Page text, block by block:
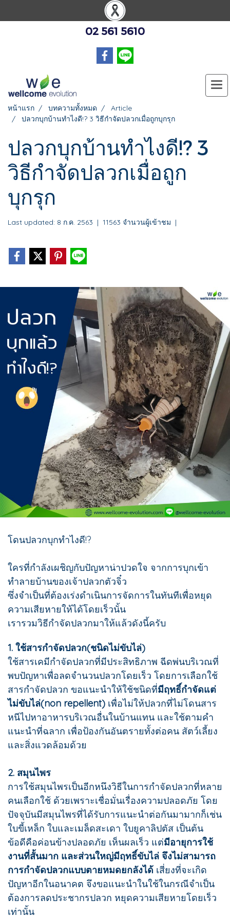
02 561 5610
หน้าแรก บทความทั้งหมด
Article
ปลวกบุกบ้านทำไงดี!? 3 วิธีกำจัดปลวกเมื่อถูกบุกรุก
ปลวกบุกบ้านทำไงดี!? 3
วิธีกำจัดปลวกเมื่อถูก
บุกรุก
Last updated: 8 ก.ค. 2563 | 11563 จำนวนผู้เข้าชม |
โดนปลวกบุกทำไงดี!?
ใครที่กำลังเผชิญกับปัญหาน่าปวดใจ จากการบุกเข้า
ทำลายบ้านของเจ้าปลวกตัวจิ๋ว
ซึ่งจำเป็นที่ต้องเร่งดำเนินการจัดการในทันทีเพื่อหยุด
ความเสียหายให้ได้โดยเร็วนั้น
เรารวมวิธีกำจัดปลวกมาให้แล้วดังนี้ครับ
1. ใช้สารกำจัดปลวก(ชนิดไม่ขับไล่)
ใช้สารเคมีกำจัดปลวกที่มีประสิทธิภาพ ฉีดพ่นบริเวณที่
พบปัญหาเพื่อลดจำนวนปลวกโดยเร็ว โดยการเลือกใช้
สารกำจัดปลวก ขอแนะนำให้ใช้ชนิดที่มีฤทธิ์กำจัดแต่
ไม่ขับไล่(non repellent) เพื่อไม่ให้ปลวกที่ไม่โดนสาร
หนีไปหาอาหารบริเวณอื่นในบ้านแทน และใช้ตามคำ
แนะนำที่ฉลาก เพื่อป้องกันอันตรายทั้งต่อคน สัตว์เลี้ยง
และสิ่งแวดล้อมด้วย
2. สมุนไพร
การใช้สมุนไพรเป็นอีกหนึงวิธีในการกำจัดปลวกที่หลาย
คนเลือกใช้ ด้วยเพราะเชื่อมั่นเรื่องความปลอดภัย โดย
ปัจจุบันมีสมุนไพรที่ได้รับการแนะนำต่อกันมามากก็เช่น
ใบขี้เหล็ก ใบและเมล็ดสะเดา ใบยูคาลิปตัส เป็นต้น
ข้อดีคือค่อนข้างปลอดภัย เห็นผลเร็ว แต่มีอายุการใช้
งานที่สั้นมาก และส่วนใหญ่มีฤทธิ์ขับไล่ จึงไม่สามารถ
การกำจัดปลวกแบบตายหมดยกลังได้ เสี่ยงที่จะเกิด
ปัญหาอีกในอนาคต จึงขอแนะนำในใช้ในกรณีจำเป็น
ต้องการลดประชากรปลวก หยุดความเสียหายโดยเร็ว
เท่านั้น